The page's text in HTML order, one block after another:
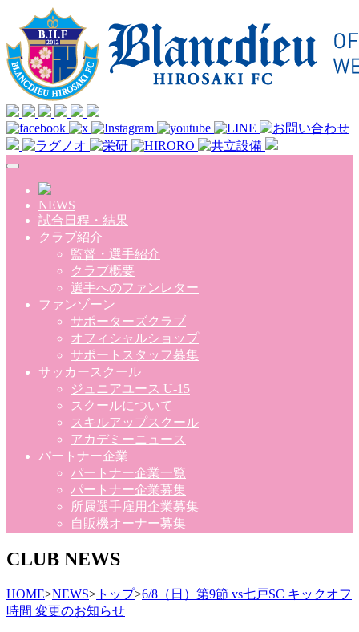
Skip to main content
NEWS
試合日程・結果
クラブ紹介
監督・選手紹介
クラブ概要
選手へのファンレター
ファンゾーン
サポーターズクラブ
オフィシャルショップ
サポートスタッフ募集
サッカースクール
ジュニアユース U-15
スクールについて
スキルアップスクール
アカデミーニュース
パートナー企業
パートナー企業一覧
パートナー企業募集
所属選手雇用企業募集
自販機オーナー募集
CLUB NEWS
HOME>NEWS> トップ>6/8（日）第9節 vs七戸SC キックオフ
時間 変更のお知らせ